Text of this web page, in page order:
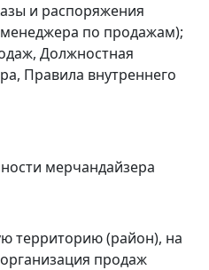
и распоряжения
по продажам);
Должностная
Правила внутреннего
мерчандайзера
территорию (район), на
продаж